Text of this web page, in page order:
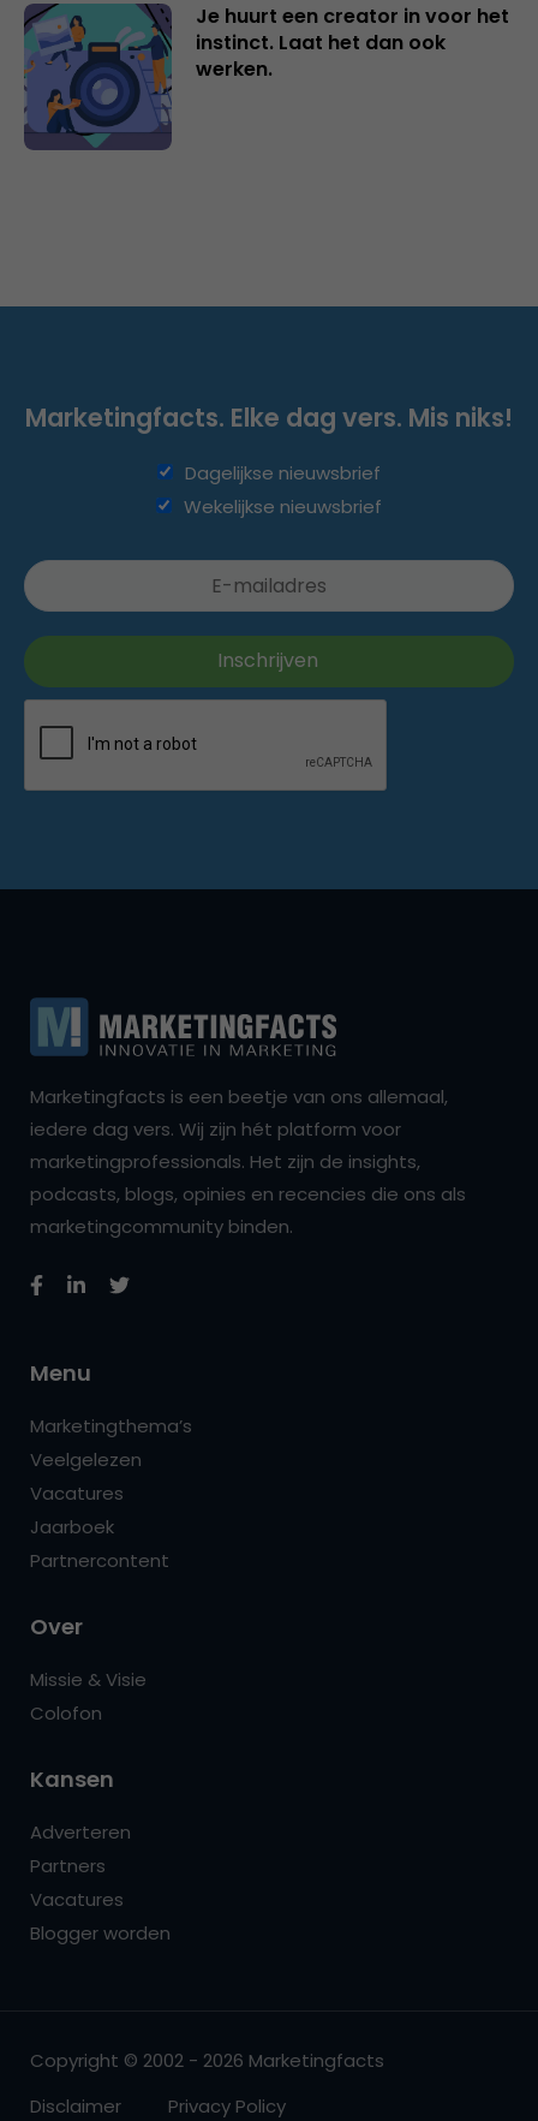
Je huurt een creator in voor het
instinct. Laat het dan ook
werken.
Marketingfacts. Elke dag vers. Mis niks!
Dagelijkse nieuwsbrief
Wekelijkse nieuwsbrief
Marketingfacts is een beetje van ons allemaal,
iedere dag vers. Wij zijn hét platform voor
marketingprofessionals. Het zijn de insights,
podcasts, blogs, opinies en recencies die ons als
marketingcommunity binden.
Menu
Marketingthema’s
Veelgelezen
Vacatures
Jaarboek
Partnercontent
Over
Missie & Visie
Colofon
Kansen
Adverteren
Partners
Vacatures
Blogger worden
Copyright © 2002 - 2026 Marketingfacts
Disclaimer
Privacy Policy